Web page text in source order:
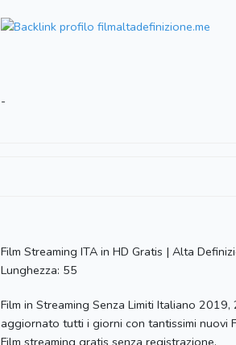
-
Film Streaming ITA in HD Gratis | Alta
Lunghezza: 55
Film in Streaming Senza Limiti Italiano
aggiornato tutti i giorni con tantissimi nuovi
Film streaming gratis senza registrazione.